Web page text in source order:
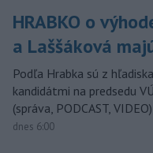
HRABKO o
a Laššáková
Podľa Hrabka sú z
kandidátmi na predsedu
(správa, PODCAST, VIDEO)
dnes 6:00